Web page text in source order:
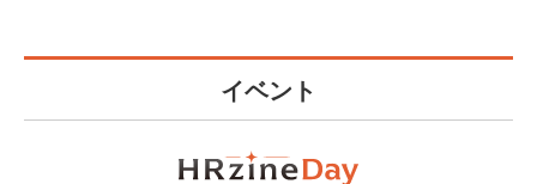
イベント